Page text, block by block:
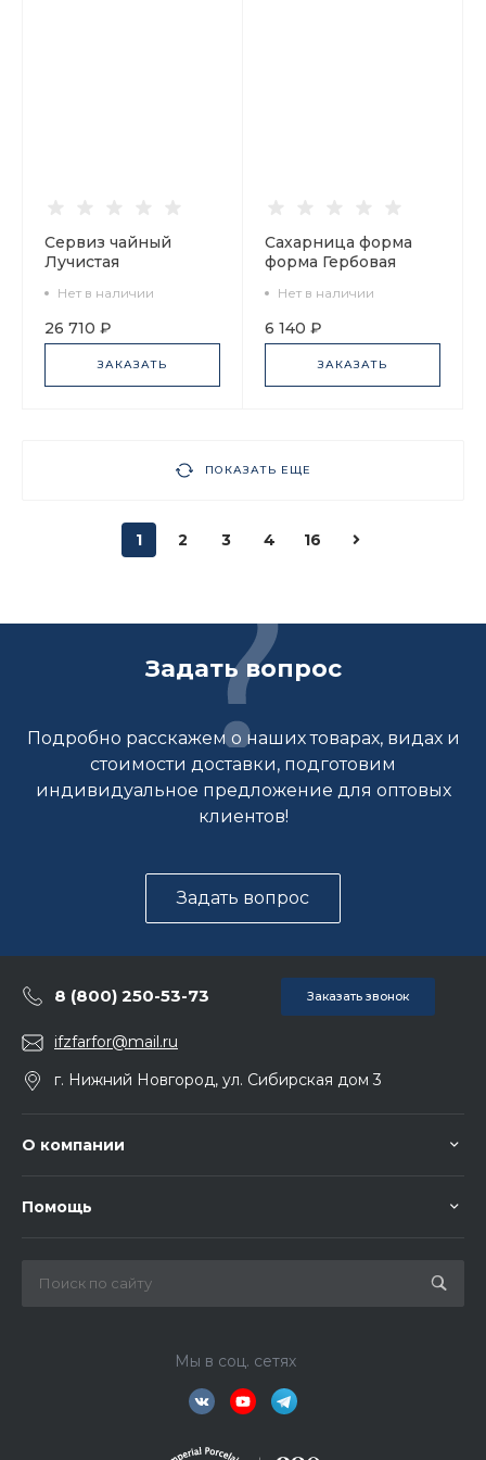
Сервиз чайный
Лучистая
персон 20
предметов, арт.
81.14534.01.1
Нет в наличии
26 710 ₽
ЗАКАЗАТЬ
Сахарница форма
форма Гербовая
арт. 80.84620.00.1
Нет в наличии
6 140 ₽
ЗАКАЗАТЬ
ПОКАЗАТЬ ЕЩЕ
1 2 3 4 16
Задать вопрос
Подробно расскажем о наших товарах, видах и
стоимости доставки, подготовим
индивидуальное предложение для оптовых
клиентов!
Задать вопрос
8 (800) 250-53-73 Заказать звонок
ifzfarfor@mail.ru
г. Нижний Новгород, ул. Сибирская дом 3
О компании
Помощь
Мы в соц. сетях